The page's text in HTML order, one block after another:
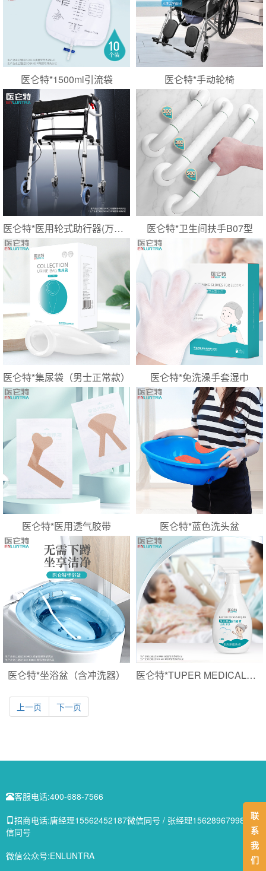
医仑特*1500ml引流袋 医仑特*手动轮椅
医仑特*医用轮式助行器(万向轮四轮手刹款） 医仑特*卫生间扶手B07型
医仑特*集尿袋（男士正常款） 医仑特*免洗澡手套湿巾
医仑特*医用透气胶带 医仑特*蓝色洗头盆
医仑特*坐浴盆（含冲洗器） 医仑特*TUPER MEDICAL皮肤抑菌液（洗澡液）
上一页 下一页
客服电话:400-688-7566
招商电话:唐经理15562452187微信同号 / 张经理15628967998微
信同号
微信公众号:ENLUNTRA
联
系
我
们